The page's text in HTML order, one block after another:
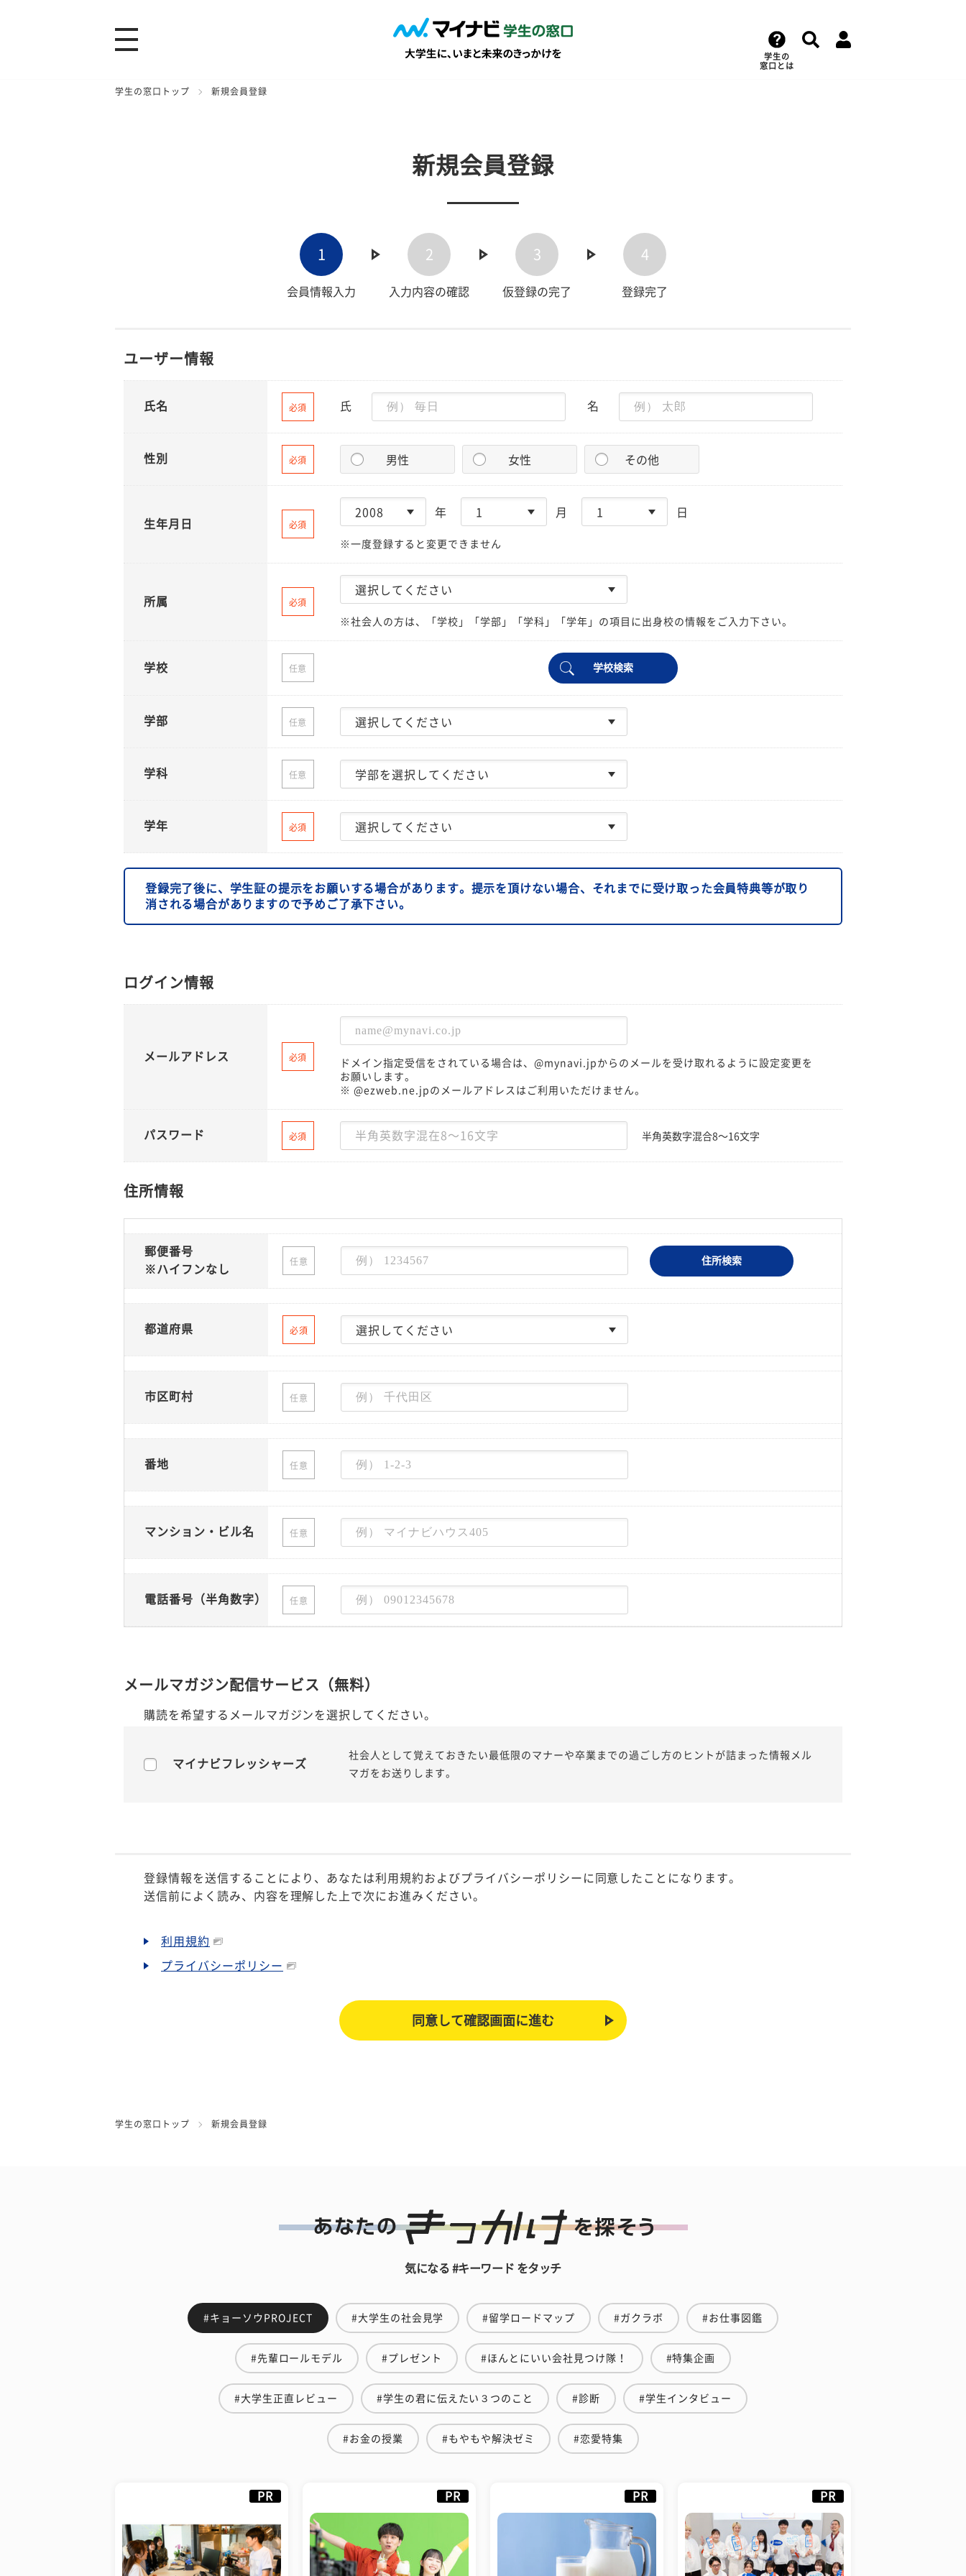
学生の
窓口とは
学生の窓口トップ 新規会員登録
新規会員登録
1
会員情報入力
2
入力内容の確認
3
仮登録の完了
4
登録完了
ユーザー情報
氏名 必須 氏 名
性別 必須 男性 女性 その他
生年月日 必須
年 月 日
※一度登録すると変更できません
所属 必須
※社会人の方は、「学校」「学部」「学科」「学年」の項目に出身校の情報をご入力下さい。
学校 任意 学校検索
学部 任意
学科 任意
学年 必須
登録完了後に、学生証の提示をお願いする場合があります。提示を頂けない場合、それまでに受け取った会員特典等が取り
消される場合がありますので予めご了承下さい。
ログイン情報
メールアドレス 必須
ドメイン指定受信をされている場合は、@mynavi.jpからのメールを受け取れるように設定変更を
お願いします。
※ @ezweb.ne.jpのメールアドレスはご利用いただけません。
パスワード 必須 半角英数字混合8〜16文字
住所情報
郵便番号
※ハイフンなし
任意 住所検索
都道府県 必須
市区町村 任意
番地 任意
マンション・ビル名 任意
電話番号（半角数字） 任意
メールマガジン配信サービス（無料）
購読を希望するメールマガジンを選択してください。
マイナビフレッシャーズ
社会人として覚えておきたい最低限のマナーや卒業までの過ごし方のヒントが詰まった情報メル
マガをお送りします。
登録情報を送信することにより、あなたは利用規約およびプライバシーポリシーに同意したことになります。
送信前によく読み、内容を理解した上で次にお進みください。
利用規約
プライバシーポリシー
学生の窓口トップ 新規会員登録
気になる #キーワード をタッチ
#キョーソウPROJECT #大学生の社会見学 #留学ロードマップ #ガクラボ #お仕事図鑑
#先輩ロールモデル #プレゼント #ほんとにいい会社見つけ隊！ #特集企画
#大学生正直レビュー #学生の君に伝えたい３つのこと #診断 #学生インタビュー
#お金の授業 #もやもや解決ゼミ #恋愛特集
PR PR PR PR